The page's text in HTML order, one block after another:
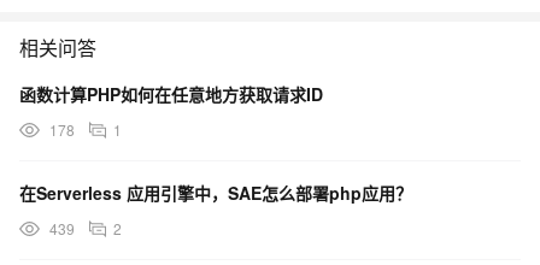
相关问答
函数计算PHP如何在任意地方获取请求ID
178 1
在Serverless 应用引擎中，SAE怎么部署php应用？
439 2